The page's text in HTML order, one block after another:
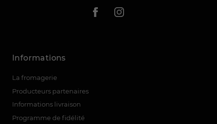
Informations
La fromagerie
Producteurs partenaires
Informations livraison
Programme de fidélité